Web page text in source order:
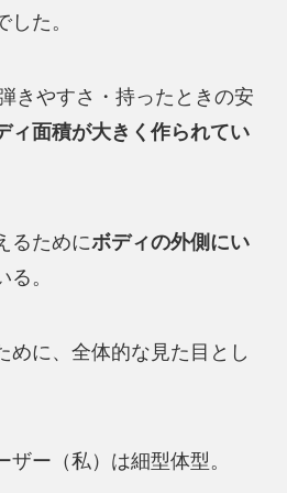
した。
きやすさ・持ったときの安
ィ面積が大きく作られてい
るためにボディの外側にい
。
めに、全体的な見た目とし
ー（私）は細型体型。